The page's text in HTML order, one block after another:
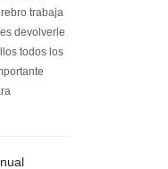
trabaja
devolverle
todos los